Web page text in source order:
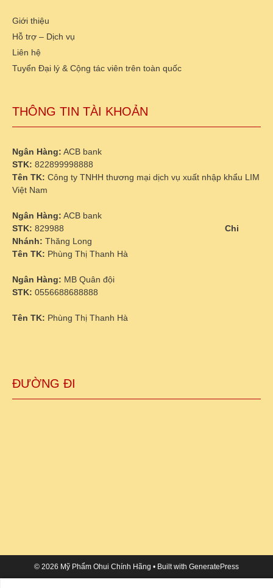
Giới thiệu
Hỗ trợ – Dịch vụ
Liên hệ
Tuyển Đại lý & Cộng tác viên trên toàn quốc
THÔNG TIN TÀI KHOẢN
Ngân Hàng: ACB bank
STK: 822899998888
Tên TK: Công ty TNHH thương mại dịch vụ xuất nhập khẩu LIM
Việt Nam
Ngân Hàng: ACB bank
STK: 829988 Chi
Nhánh: Thăng Long
Tên TK: Phùng Thị Thanh Hà
Ngân Hàng: MB Quân đội
STK: 0556688688888
Tên TK: Phùng Thị Thanh Hà
ĐƯỜNG ĐI
© 2026 Mỹ Phẩm Ohui Chính Hãng • Built with GeneratePress